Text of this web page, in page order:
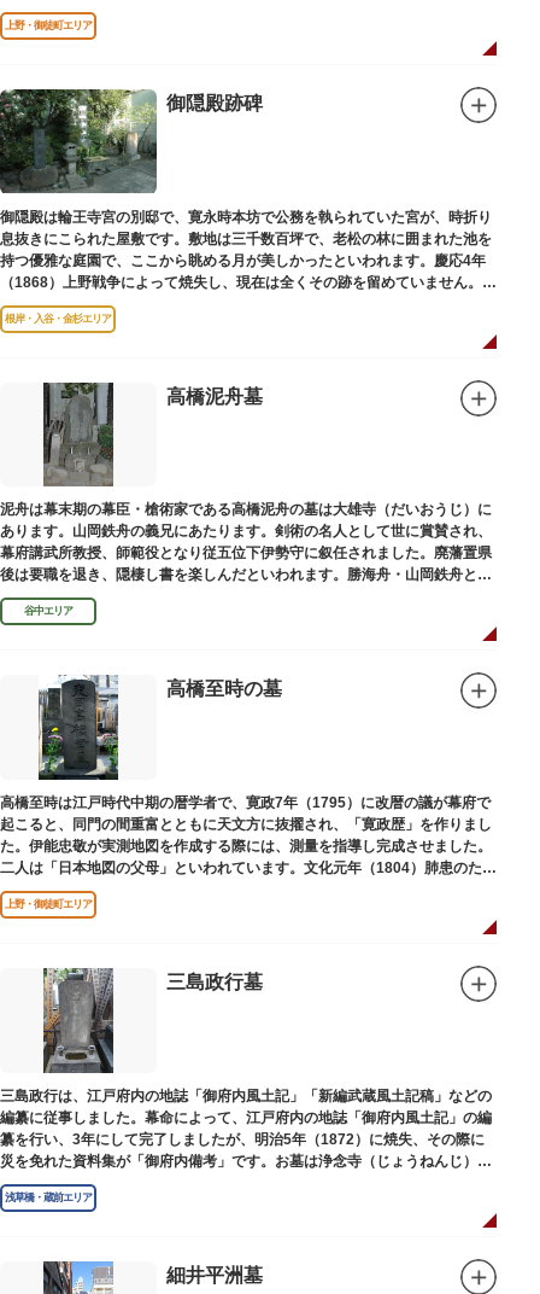
て今日に及んでいます。
上野・御徒町エリア
御隠殿跡碑
御隠殿は輪王寺宮の別邸で、寛永時本坊で公務を執られていた宮が、時折り
息抜きにこられた屋敷です。敷地は三千数百坪で、老松の林に囲まれた池を
持つ優雅な庭園で、ここから眺める月が美しかったといわれます。慶応4年
（1868）上野戦争によって焼失し、現在は全くその跡を留めていません。根
岸薬師堂（ねぎしやくしどう）にあります。
根岸・入谷・金杉エリア
高橋泥舟墓
泥舟は幕末期の幕臣・槍術家である高橋泥舟の墓は大雄寺（だいおうじ）に
あります。山岡鉄舟の義兄にあたります。剣術の名人として世に賞賛され、
幕府講武所教授、師範役となり従五位下伊勢守に叙任されました。廃藩置県
後は要職を退き、隠棲し書を楽しんだといわれます。勝海舟・山岡鉄舟と共
に幕末の三舟といわれています。
谷中エリア
高橋至時の墓
高橋至時は江戸時代中期の暦学者で、寛政7年（1795）に改暦の議が幕府で
起こると、同門の間重富とともに天文方に抜擢され、「寛政歴」を作りまし
た。伊能忠敬が実測地図を作成する際には、測量を指導し完成させました。
二人は「日本地図の父母」といわれています。文化元年（1804）肺患のため
没しました。お墓は源空寺（げんくうじ）にあります。
上野・御徒町エリア
三島政行墓
三島政行は、江戸府内の地誌「御府内風土記」「新編武蔵風土記稿」などの
編纂に従事しました。幕命によって、江戸府内の地誌「御府内風土記」の編
纂を行い、3年にして完了しましたが、明治5年（1872）に焼失、その際に
災を免れた資料集が「御府内備考」です。お墓は浄念寺（じょうねんじ）境
内にあります。
浅草橋・蔵前エリア
細井平洲墓